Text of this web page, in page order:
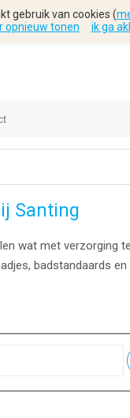
Santing
wat met verzorging
badstandaards en
gebruik van cookies (
opnieuw tonen ik ga